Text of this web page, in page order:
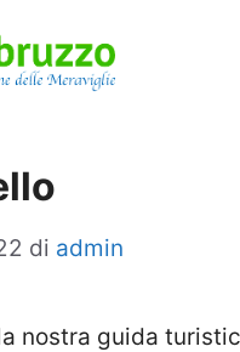
di admin
nostra guida